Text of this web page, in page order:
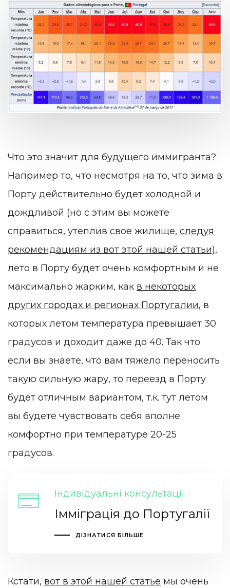
Что это значит для будущего иммигранта?
Например то, что несмотря на то, что зима в
Порту действительно будет холодной и
дождливой (но с этим вы можете
справиться, утеплив свое жилище, следуя
рекомендациям из вот этой нашей статьи),
лето в Порту будет очень комфортным и не
максимально жарким, как в некоторых
других городах и регионах Португалии, в
которых летом температура превышает 30
градусов и доходит даже до 40. Так что
если вы знаете, что вам тяжело переносить
такую сильную жару, то переезд в Порту
будет отличным вариантом, т.к. тут летом
вы будете чувствовать себя вполне
комфортно при температуре 20-25
градусов.
Індивідуальні консультації
Імміграція до Португалії
ДІЗНАТИСЯ БІЛЬШЕ
Кстати, вот в этой нашей статье мы очень